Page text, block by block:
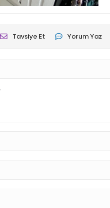
Tavsiye Et Yorum Yaz